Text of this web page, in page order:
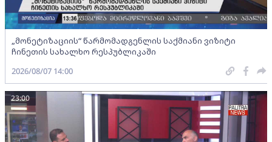
„მონეტიზაციის“ წარმომადგენლის საქმიანი ვიზიტი
ჩინეთის სახალხო რესპუბლიკაში
2026/08/07 14:00
23:00